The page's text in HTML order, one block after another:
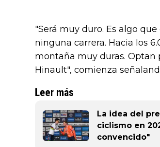
"Será muy duro. Es algo
ninguna carrera. Hacia los
montaña muy duras. Optan
Hinault", comienza
Leer más
La idea del
ciclismo en
convencido"